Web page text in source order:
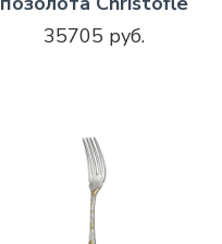
35705 руб.